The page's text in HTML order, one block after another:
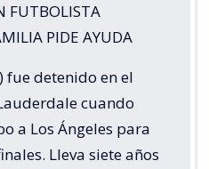
FUTBOLISTA
PIDE AYUDA
fue detenido en el
cuando
a Los Ángeles para
Lleva siete años